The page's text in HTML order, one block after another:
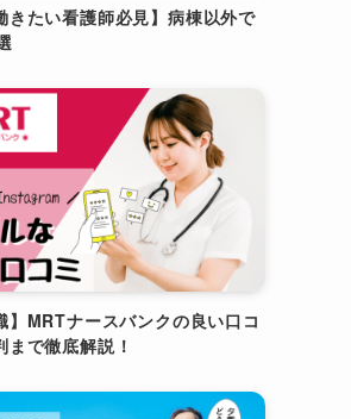
きたい看護師必見】病棟以外で
】MRTナースバンクの良い口コ
まで徹底解説！